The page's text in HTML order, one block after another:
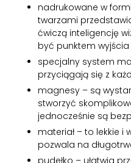
nadrukowane w
twarzami
ćwiczą inteligencję
być punktem
specjalny system
przyciągają się z
magnesy – są
stworzyć
jednocześnie są
materiał – to lekkie i
pozwala na